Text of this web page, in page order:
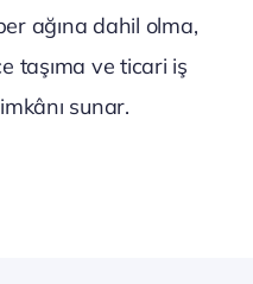
ağına dahil olma,
taşıma ve ticari iş
sunar.